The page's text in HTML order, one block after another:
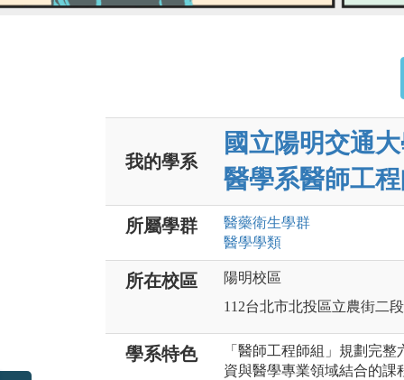
ColleGo! 大學選才與高中育才輔助系統
我的學系
國立陽明交通
醫學系醫師工程
所屬學群 醫藥衛生學群
醫學學類
所在校區
陽明校區
112台北市北投區立農街二
學系特色
「醫師工程師組」規劃完
資與醫學專業領域結合的課